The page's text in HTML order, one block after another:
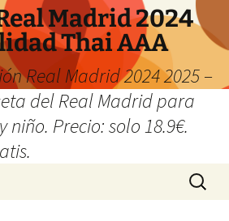
Madrid 2024
Thai AAA
Real Madrid 2024 2025 –
del Real Madrid para
niño. Precio: solo 18.9€.
Buscar: